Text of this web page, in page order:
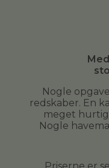
Nogle
redskaber. En
meget
Nogle